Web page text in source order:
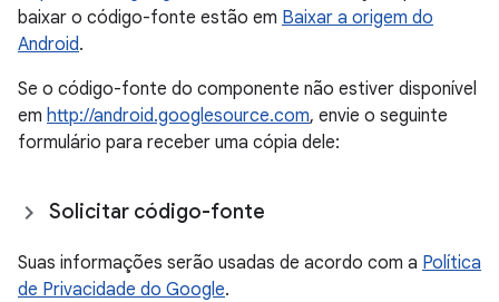
baixar o código-fonte estão em Baixar a origem do
Android.
Se o código-fonte do componente não estiver disponível
em http://android.googlesource.com, envie o seguinte
formulário para receber uma cópia dele:
Solicitar código-fonte
Suas informações serão usadas de acordo com a Política
de Privacidade do Google.